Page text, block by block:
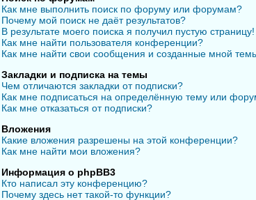
Как мне выполнить поиск по форуму или форумам?
Почему мой поиск не даёт результатов?
В результате моего поиска я получил пустую страницу!
Как мне найти пользователя конференции?
Как мне найти свои сообщения и созданные мной
Закладки и подписка на темы
Чем отличаются закладки от подписки?
Как мне подписаться на определённую тему или
Как мне отказаться от подписки?
Вложения
Какие вложения разрешены на этой конференции?
Как мне найти мои вложения?
Информация о phpBB3
Кто написал эту конференцию?
Почему здесь нет такой-то функции?